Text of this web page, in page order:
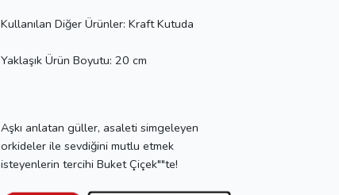
Kullanılan Diğer Ürünler: Kraft Kutuda
Yaklaşık Ürün Boyutu: 20 cm
Aşkı anlatan güller, asaleti simgeleyen
orkideler ile sevdiğini mutlu etmek
isteyenlerin tercihi Buket Çiçek""te!